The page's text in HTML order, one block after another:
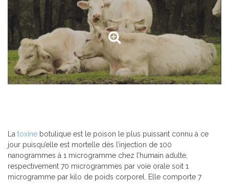
La toxine botulique est le poison le plus puissant connu à ce
jour puisqu’elle est mortelle dès l’injection de 100
nanogrammes à 1 microgramme chez l’humain adulte,
respectivement 70 microgrammes par voie orale soit 1
microgramme par kilo de poids corporel. Elle comporte 7